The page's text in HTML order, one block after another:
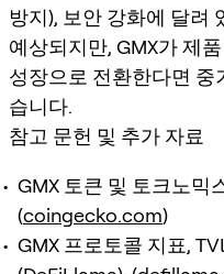
방지), 보안 강화에 달려
예상되지만, GMX가 제
성장으로 전환한다면 중
습니다.
참고 문헌 및 추가 자료
GMX 토큰 및 토크노믹
(coingecko.com)
GMX 프로토콜 지표,